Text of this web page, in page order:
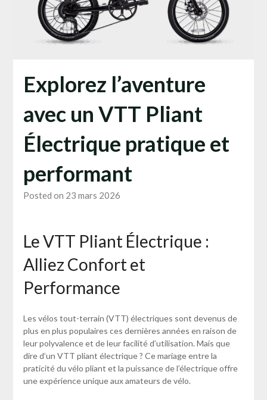
Explorez l’aventure
avec un VTT Pliant
Électrique pratique et
performant
Posted on 23 mars 2026
Le VTT Pliant Électrique :
Alliez Confort et
Performance
Les vélos tout-terrain (VTT) électriques sont devenus de
plus en plus populaires ces dernières années en raison de
leur polyvalence et de leur facilité d’utilisation. Mais que
dire d’un VTT pliant électrique ? Ce mariage entre la
praticité du vélo pliant et la puissance de l’électrique offre
une expérience unique aux amateurs de vélo.